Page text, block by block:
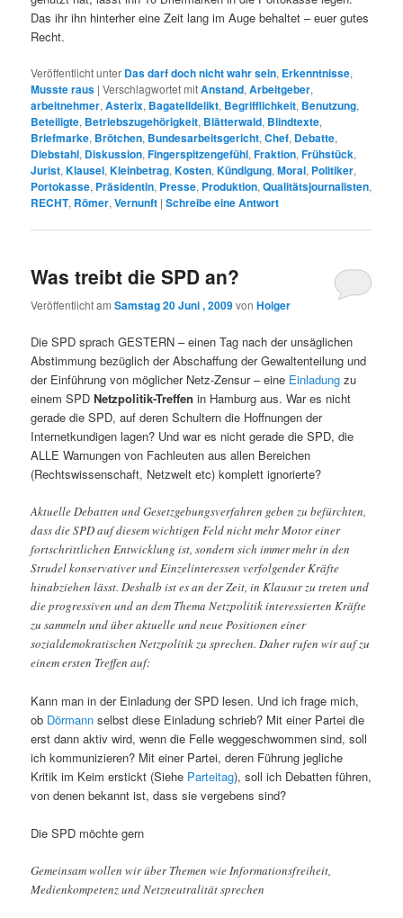
Das ihr ihn hinterher eine Zeit lang im Auge behaltet – euer gutes
Recht.
Veröffentlicht unter Das darf doch nicht wahr sein, Erkenntnisse,
Musste raus |Verschlagwortet mitAnstand,Arbeitgeber,
arbeitnehmer,Asterix, Bagatelldelikt, Begrifflichkeit, Benutzung,
Beteiligte, Betriebszugehörigkeit, Blätterwald, Blindtexte,
Briefmarke, Brötchen, Bundesarbeitsgericht,Chef, Debatte,
Diebstahl, Diskussion,Fingerspitzengefühl,Fraktion,Frühstück,
Jurist,Klausel,Kleinbetrag,Kosten,Kündigung,Moral, Politiker,
Portokasse, Präsidentin, Presse, Produktion,Qualitätsjournalisten,
RECHT, Römer,Vernunft |Schreibe eine Antwort
Was treibt die SPD an?
Veröffentlicht amSamstag 20 Juni , 2009vonHolger
Die SPD sprach GESTERN – einen Tag nach der unsäglichen
Abstimmung bezüglich der Abschaffung der Gewaltenteilung und
der Einführung von möglicher Netz-Zensur – eine Einladung zu
einem SPDNetzpolitik-Treffen in Hamburg aus. War es nicht
gerade die SPD, auf deren Schultern die Hoffnungen der
Internetkundigen lagen? Und war es nicht gerade die SPD, die
ALLE Warnungen von Fachleuten aus allen Bereichen
(Rechtswissenschaft, Netzwelt etc) komplett ignorierte?
Aktuelle Debatten und Gesetzgebungsverfahren geben zu befürchten,
dass die SPD auf diesem wichtigen Feld nicht mehr Motor einer
fortschrittlichen Entwicklung ist, sondern sich immer mehr in den
Strudel konservativer und Einzelinteressen verfolgender Kräfte
hinabziehen lässt. Deshalb ist es an der Zeit, in Klausur zu treten und
die progressiven und an dem Thema Netzpolitik interessierten Kräfte
zu sammeln und über aktuelle und neue Positionen einer
sozialdemokratischen Netzpolitik zu sprechen. Daher rufen wir auf zu
einem ersten Treffen auf:
Kann man in der Einladung der SPD lesen. Und ich frage mich,
ob Dörmann selbst diese Einladung schrieb? Mit einer Partei die
erst dann aktiv wird, wenn die Felle weggeschwommen sind, soll
ich kommunizieren? Mit einer Partei, deren Führung jegliche
Kritik im Keim erstickt (Siehe Parteitag), soll ich Debatten führen,
von denen bekannt ist, dass sie vergebens sind?
Die SPD möchte gern
Gemeinsam wollen wir über Themen wie Informationsfreiheit,
Medienkompetenz und Netzneutralität sprechen